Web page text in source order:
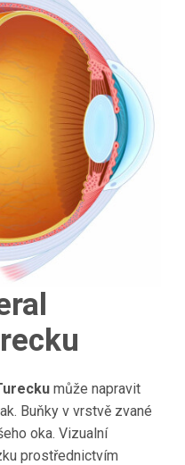
může napravit
Buňky v vrstvě zvané
oka. Vizualní
prostřednictvím